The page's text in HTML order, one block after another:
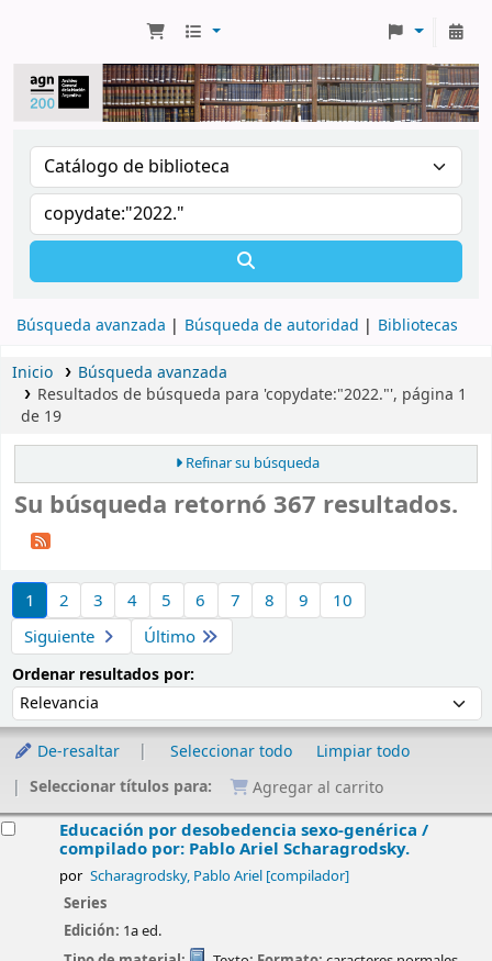
Búsqueda avanzada Búsqueda de autoridad Bibliotecas
Inicio
Búsqueda avanzada
Resultados de búsqueda para 'copydate:"2022."', página 1
de 19
Refinar su búsqueda
Su búsqueda retornó 367 resultados.
1
2 3 4 5 6 7 8 9
10
Siguiente
Último
Ordenar resultados por:
De-resaltar Seleccionar todo
Limpiar todo
Seleccionar títulos para:
Agregar al carrito
Educación por desobedencia sexo-genérica /
compilado por: Pablo Ariel Scharagrodsky.
por Scharagrodsky, Pablo Ariel[compilador]
Series
Edición: 1a ed.